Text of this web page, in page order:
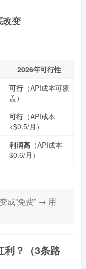
改变
2026年可行性
可行 （API成本可覆
盖）
可行 （API成本
<$0.5/月）
利润高 （API成本
$0.6/月）
成”免费” → 用
利？（3条路